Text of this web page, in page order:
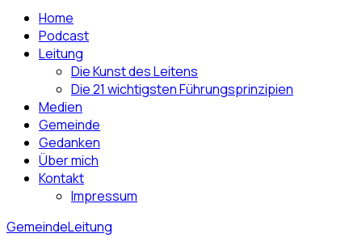
Home
Podcast
Leitung
Die Kunst des Leitens
Die 21 wichtigsten Führungsprinzipien
Medien
Gemeinde
Gedanken
Über mich
Kontakt
Impressum
GemeindeLeitung